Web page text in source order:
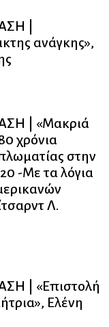
|
ανάγκης»,
| «Μακριά
χρόνια
στην
-Με τα λόγια
Λ.
| «Επιστολή
Ελένη